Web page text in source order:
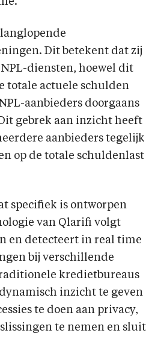
Dit betekent dat zij
diensten, hoewel dit
totale actuele schulden
aanbieders doorgaans
gebrek aan inzicht heeft
aanbieders tegelijk
op de totale schuldenlast
specifiek is ontworpen
van Qlarifi volgt
en detecteert in real time
bij verschillende
kredietbureaus
inzicht te geven
te doen aan privacy,
te nemen en sluit